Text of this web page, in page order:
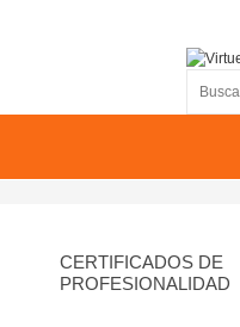
CERTIFICADOS DE
PROFESIONALIDAD